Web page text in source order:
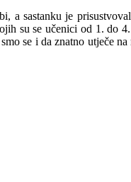
a sastanku je
su se učenici od 1. do
se i da znatno utječe